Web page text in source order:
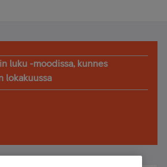
luku -moodissa, kunnes
lokakuussa